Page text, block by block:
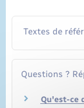
Textes de
Questions ?
Qu'est-ce